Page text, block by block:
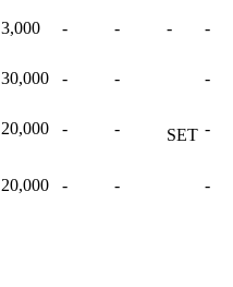
3,000 - - - -
30,000 - -
SET
-
20,000 - - -
20,000 - - -